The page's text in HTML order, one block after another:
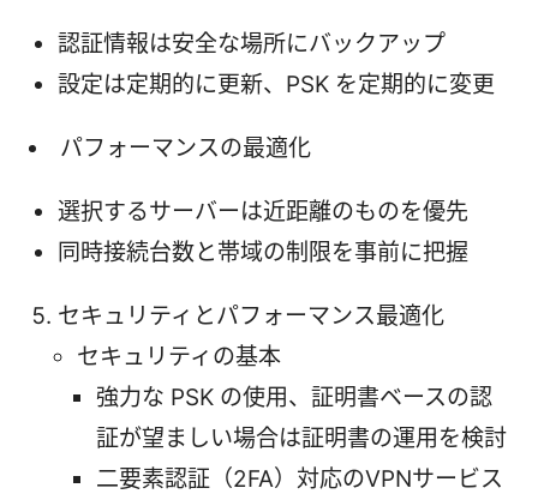
認証情報は安全な場所にバックアップ
設定は定期的に更新、PSK を定期的に変更
パフォーマンスの最適化
選択するサーバーは近距離のものを優先
同時接続台数と帯域の制限を事前に把握
セキュリティとパフォーマンス最適化
セキュリティの基本
強力な PSK の使用、証明書ベースの認
証が望ましい場合は証明書の運用を検討
二要素認証（2FA）対応のVPNサービス